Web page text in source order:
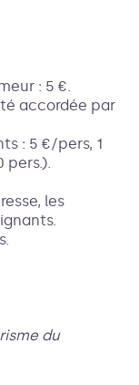
: 5 €.
accordée par
: 5 €/pers, 1
pers.).
les
du